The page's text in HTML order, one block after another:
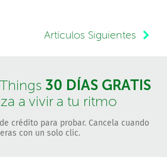
Artículos Siguientes
30 DÍAS GRATIS
a vivir a tu ritmo
crédito para probar. Cancela cuando
con un solo clic.